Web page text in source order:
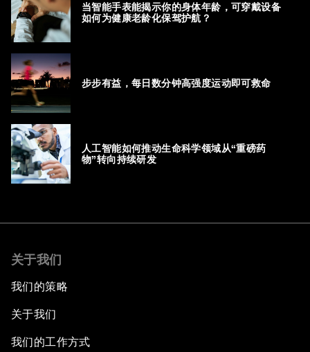
当智能手表能揭示你的身体年龄，可穿戴设备
如何为健康老龄化保驾护航？
步步有益，每日数分钟高强度运动即可救命
人工智能如何推动生命科学领域从“重磅药
物”转向持续研发
关于我们
我们的策略
关于我们
我们的工作方式